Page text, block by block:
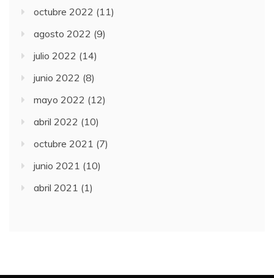
octubre 2022 (11)
agosto 2022 (9)
julio 2022 (14)
junio 2022 (8)
mayo 2022 (12)
abril 2022 (10)
octubre 2021 (7)
junio 2021 (10)
abril 2021 (1)